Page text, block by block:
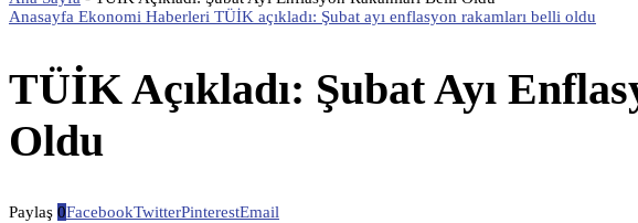
Anasayfa Ekonomi Haberleri TÜİK açıkladı: Şubat ayı enflasyon rakamları belli oldu
TÜİK Açıkladı: Şubat Ayı
Oldu
Paylaş 0FacebookTwitterPinterestEmail